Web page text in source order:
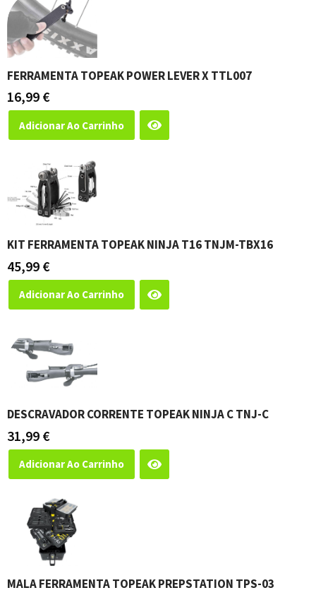
FERRAMENTA TOPEAK POWER LEVER X TTL007
16,99 €
Adicionar Ao Carrinho
KIT FERRAMENTA TOPEAK NINJA T16 TNJM-TBX16
45,99 €
Adicionar Ao Carrinho
DESCRAVADOR CORRENTE TOPEAK NINJA C TNJ-C
31,99 €
Adicionar Ao Carrinho
MALA FERRAMENTA TOPEAK PREPSTATION TPS-03